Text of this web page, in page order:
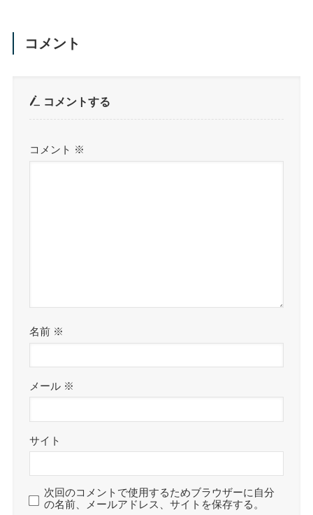
コメント
コメントする
コメント ※
名前 ※
メール ※
サイト
次回のコメントで使用するためブラウザーに自分
の名前、メールアドレス、サイトを保存する。